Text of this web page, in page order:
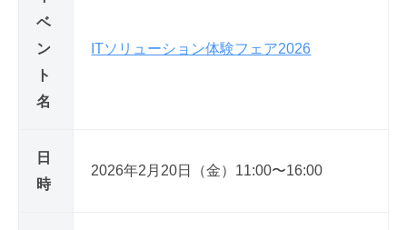
ベ
ン
ト
名
ITソリューション体験フェア2026
日
時
2026年2月20日（金）11:00〜16:00